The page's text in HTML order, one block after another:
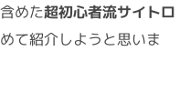
めた超初心者流サイトロ
て紹介しようと思いま